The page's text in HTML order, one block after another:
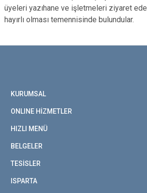
üyeleri yazıhane ve işletmeleri ziyaret
hayırlı olması temennisinde bulundular.
KURUMSAL
ONLINE HİZMETLER
HIZLI MENÜ
BELGELER
TESİSLER
ISPARTA